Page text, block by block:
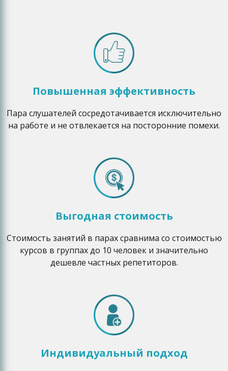
Повышенная эффективность
Пара слушателей сосредотачивается исключительно
на работе и не отвлекается на посторонние помехи.
Выгодная стоимость
Стоимость занятий в парах сравнима со стоимостью
курсов в группах до 10 человек и значительно
дешевле частных репетиторов.
Индивидуальный подход